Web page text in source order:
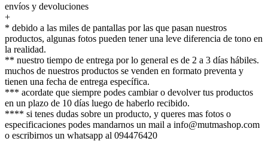
envíos y devoluciones
+
* debido a las miles de pantallas por las que pasan nuestros
productos, algunas fotos pueden tener una leve diferencia de tono en
la realidad.
** nuestro tiempo de entrega por lo general es de 2 a 3 días hábiles.
muchos de nuestros productos se venden en formato preventa y
tienen una fecha de entrega específica.
*** acordate que siempre podes cambiar o devolver tus productos
en un plazo de 10 días luego de haberlo recibido.
**** si tenes dudas sobre un producto, y queres mas fotos o
especificaciones podes mandarnos un mail a info@mutmashop.com
o escribirnos un whatsapp al 094476420